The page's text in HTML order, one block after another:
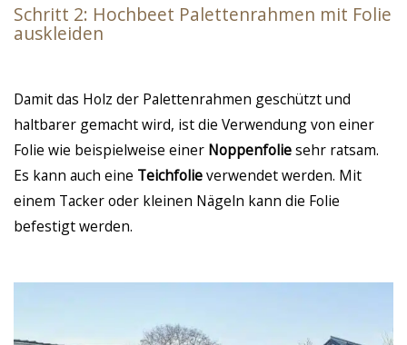
Schritt 2: Hochbeet Palettenrahmen mit Folie
auskleiden
Damit das Holz der Palettenrahmen geschützt und
haltbarer gemacht wird, ist die Verwendung von einer
Folie wie beispielweise einer Noppenfoliesehr ratsam.
Es kann auch eine Teichfolieverwendet werden. Mit
einem Tacker oder kleinen Nägeln kann die Folie
befestigt werden.